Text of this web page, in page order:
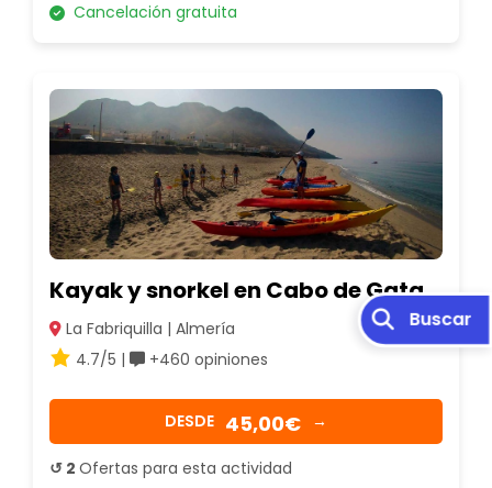
Cancelación gratuita
Kayak y snorkel en Cabo de Gata
La Fabriquilla | Almería
4.7/5 |
+460 opiniones
DESDE 45,00€ →
↺ 2 Ofertas para esta actividad